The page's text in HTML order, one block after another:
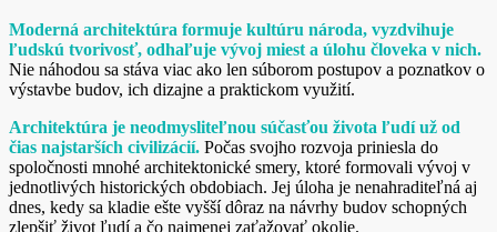
Moderná architektúra formuje kultúru národa, vyzdvihuje
ľudskú tvorivosť, odhaľuje vývoj miest a úlohu človeka v nich.
Nie náhodou sa stáva viac ako len súborom postupov a poznatkov o
výstavbe budov, ich dizajne a praktickom využití.
Architektúra je neodmysliteľnou súčasťou života ľudí už od
čias najstarších civilizácií. Počas svojho rozvoja priniesla do
spoločnosti mnohé architektonické smery, ktoré formovali vývoj v
jednotlivých historických obdobiach. Jej úloha je nenahraditeľná aj
dnes, kedy sa kladie ešte vyšší dôraz na návrhy budov schopných
zlepšiť život ľudí a čo najmenej zaťažovať okolie.